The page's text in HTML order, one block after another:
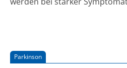
deshalb sozial zurück oder
ein operativer Eingriff mit
Elektroden in die Tiefe des
Parkinson